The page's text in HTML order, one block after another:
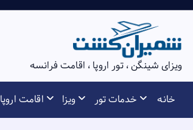
S
o
ویزای شینگن ، تور اروپا ، اقامت فرانسه
خانه خدمات تور ویزا اقامت اروپا